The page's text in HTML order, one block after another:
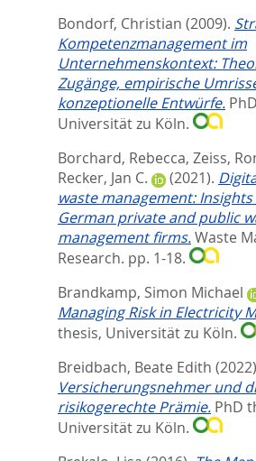
Bondorf, Christian (2009).
Kompetenzmanagement im
Unternehmenskontext:
Zugänge, empirische
konzeptionelle Entwürfe.
Universität zu Köln.
Borchard, Rebecca, Zeiss,
Recker, Jan C.
(2021).
waste management:
German private and public
management firms.Waste
Research. pp. 1-18.
Brandkamp, Simon Michael
Managing Risk in Electricity
thesis, Universität zu Köln.
Breidbach, Beate Edith
Versicherungsnehmer und
risikogerechte Prämie. PhD
Universität zu Köln.